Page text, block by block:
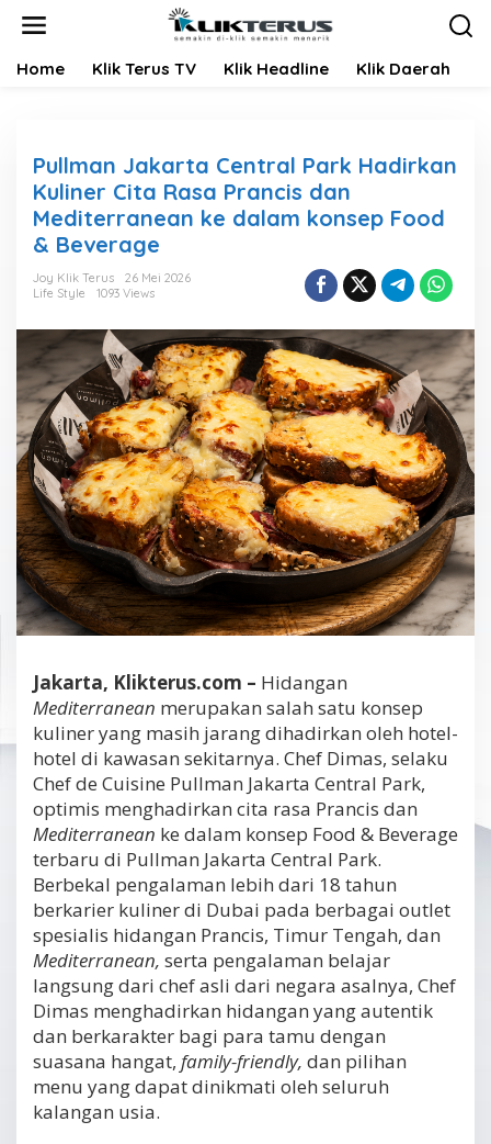
Home Klik Terus TV Klik Headline Klik Daerah
Pullman Jakarta Central Park Hadirkan
Kuliner Cita Rasa Prancis dan
Mediterranean ke dalam konsep Food
& Beverage
Joy Klik Terus
26 Mei 2026
Life Style
1093 Views
Jakarta, Klikterus.com – Hidangan
Mediterranean merupakan salah satu konsep
kuliner yang masih jarang dihadirkan oleh hotel-
hotel di kawasan sekitarnya. Chef Dimas, selaku
Chef de Cuisine Pullman Jakarta Central Park,
optimis menghadirkan cita rasa Prancis dan
Mediterranean ke dalam konsep Food & Beverage
terbaru di Pullman Jakarta Central Park.
Berbekal pengalaman lebih dari 18 tahun
berkarier kuliner di Dubai pada berbagai outlet
spesialis hidangan Prancis, Timur Tengah, dan
Mediterranean, serta pengalaman belajar
langsung dari chef asli dari negara asalnya, Chef
Dimas menghadirkan hidangan yang autentik
dan berkarakter bagi para tamu dengan
suasana hangat, family-friendly, dan pilihan
menu yang dapat dinikmati oleh seluruh
kalangan usia.